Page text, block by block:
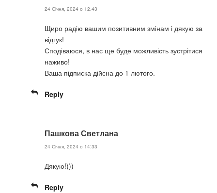
24 Січня, 2024 о 12:43
Щиро радію вашим позитивним змінам і дякую за
відгук!
Сподіваюся, в нас ще буде можливість зустрітися
наживо!
Ваша підписка дійсна до 1 лютого.
Reply
Пашкова Светлана
24 Січня, 2024 о 14:33
Дякую!)))
Reply